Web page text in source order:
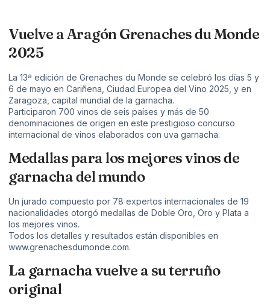
Vuelve a Aragón Grenaches du Monde
2025
La 13ª edición de Grenaches du Monde se celebró los días 5 y
6 de mayo en Cariñena, Ciudad Europea del Vino 2025, y en
Zaragoza, capital mundial de la garnacha.
Participaron 700 vinos de seis países y más de 50
denominaciones de origen en este prestigioso concurso
internacional de vinos elaborados con uva garnacha.
Medallas para los mejores vinos de
garnacha del mundo
Un jurado compuesto por 78 expertos internacionales de 19
nacionalidades otorgó medallas de Doble Oro, Oro y Plata a
los mejores vinos.
Todos los detalles y resultados están disponibles en
www.grenachesdumonde.com.
La garnacha vuelve a su terruño
original